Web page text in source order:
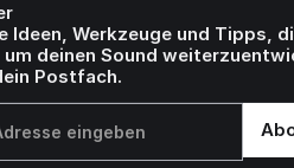
Ideen, Werkzeuge und Tipps,
deinen Sound
Postfach.